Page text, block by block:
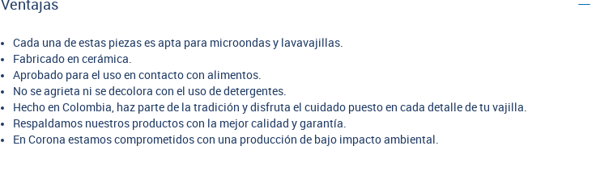
Ventajas
Cada una de estas piezas es apta para microondas y lavavajillas.
Fabricado en cerámica.
Aprobado para el uso en contacto con alimentos.
No se agrieta ni se decolora con el uso de detergentes.
Hecho en Colombia, haz parte de la tradición y disfruta el cuidado puesto en cada detalle de tu vajilla.
Respaldamos nuestros productos con la mejor calidad y garantía.
En Corona estamos comprometidos con una producción de bajo impacto ambiental.